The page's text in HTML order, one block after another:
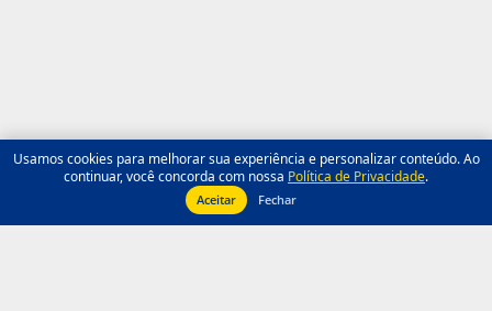
Usamos cookies para melhorar sua experiência e personalizar conteúdo. Ao
continuar, você concorda com nossa Política de Privacidade.
Aceitar Fechar